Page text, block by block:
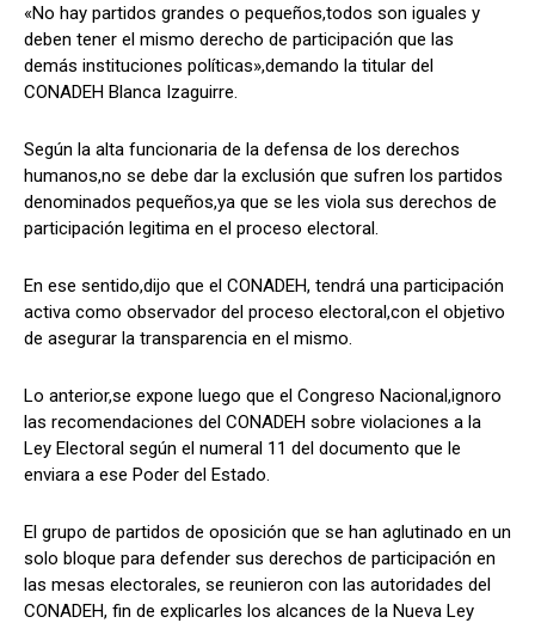
Síganos
Síganos
«No hay partidos grandes o pequeños,todos son iguales y
deben tener el mismo derecho de participación que las
demás instituciones políticas»,demando la titular del
CONADEH Blanca Izaguirre.
Según la alta funcionaria de la defensa de los derechos
humanos,no se debe dar la exclusión que sufren los partidos
denominados pequeños,ya que se les viola sus derechos de
participación legitima en el proceso electoral.
En ese sentido,dijo que el CONADEH, tendrá una participación
activa como observador del proceso electoral,con el objetivo
de asegurar la transparencia en el mismo.
Lo anterior,se expone luego que el Congreso Nacional,ignoro
las recomendaciones del CONADEH sobre violaciones a la
Ley Electoral según el numeral 11 del documento que le
enviara a ese Poder del Estado.
El grupo de partidos de oposición que se han aglutinado en un
solo bloque para defender sus derechos de participación en
las mesas electorales, se reunieron con las autoridades del
CONADEH, fin de explicarles los alcances de la Nueva Ley